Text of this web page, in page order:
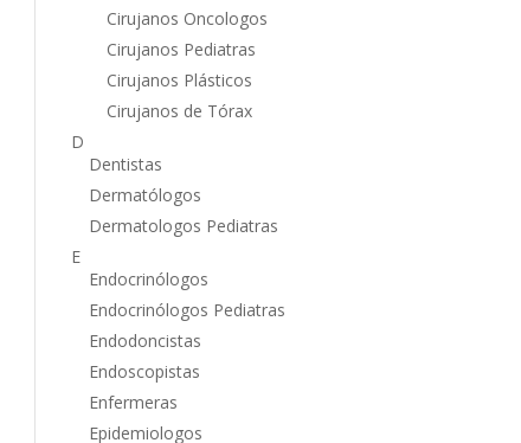
Cirujanos Oncologos
Cirujanos Pediatras
Cirujanos Plásticos
Cirujanos de Tórax
D
Dentistas
Dermatólogos
Dermatologos Pediatras
E
Endocrinólogos
Endocrinólogos Pediatras
Endodoncistas
Endoscopistas
Enfermeras
Epidemiologos